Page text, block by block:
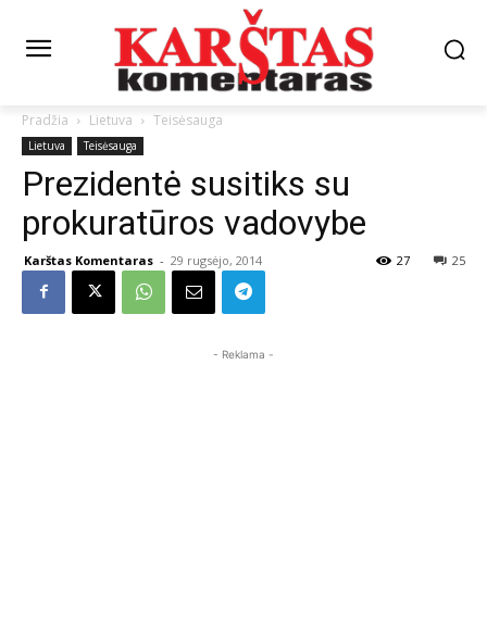
Pradžia Lietuva Teisėsauga
Lietuva Teisėsauga
Prezidentė susitiks su
prokuratūros vadovybe
Karštas Komentaras - 29 rugsėjo, 2014 25
27
- Reklama -